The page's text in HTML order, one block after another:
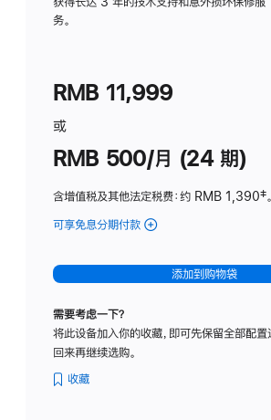
务。
RMB 11,999
或
RMB 500/月 (24 期)
含增值税及其他法定税费：约 RMB 1,390脚
‡。
可享免息分期付款 (Studio
-
标
璃
添加到购物袋
需要考虑一下？
将此设备加入你的收藏，即可先保留全部配置
回来再继续选购。
收藏